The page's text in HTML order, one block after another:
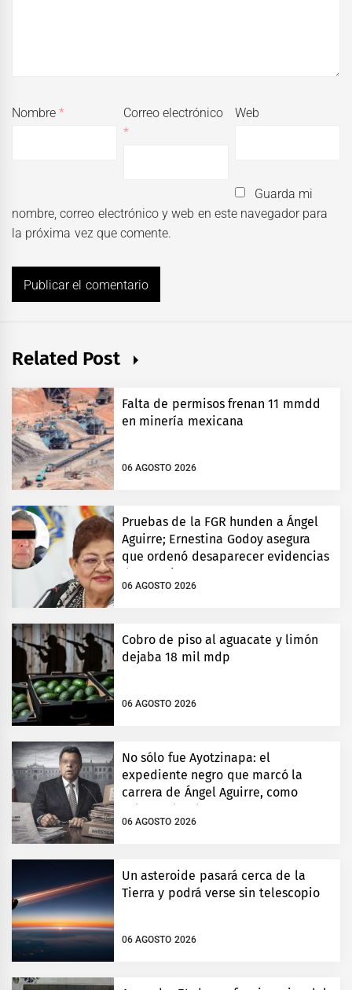
Nombre*
Correo electrónico
*
Web
Guarda mi
nombre, correo electrónico y web en este navegador para
la próxima vez que comente.
Related Post
Falta de permisos frenan 11 mmdd
en minería mexicana
06 AGOSTO 2026
Pruebas de la FGR hunden a Ángel
Aguirre; Ernestina Godoy asegura
que ordenó desaparecer evidencias
de Ayotzinapa
06 AGOSTO 2026
Cobro de piso al aguacate y limón
dejaba 18 mil mdp
06 AGOSTO 2026
No sólo fue Ayotzinapa: el
expediente negro que marcó la
carrera de Ángel Aguirre, como
gobernador de Guerrero
06 AGOSTO 2026
Un asteroide pasará cerca de la
Tierra y podrá verse sin telescopio
06 AGOSTO 2026